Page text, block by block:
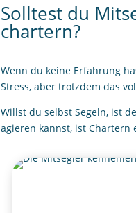
Solltest du
chartern?
Wenn du keine Erfahrung
Stress, aber trotzdem das
Willst du selbst Segeln, ist
agieren kannst, ist Chartern